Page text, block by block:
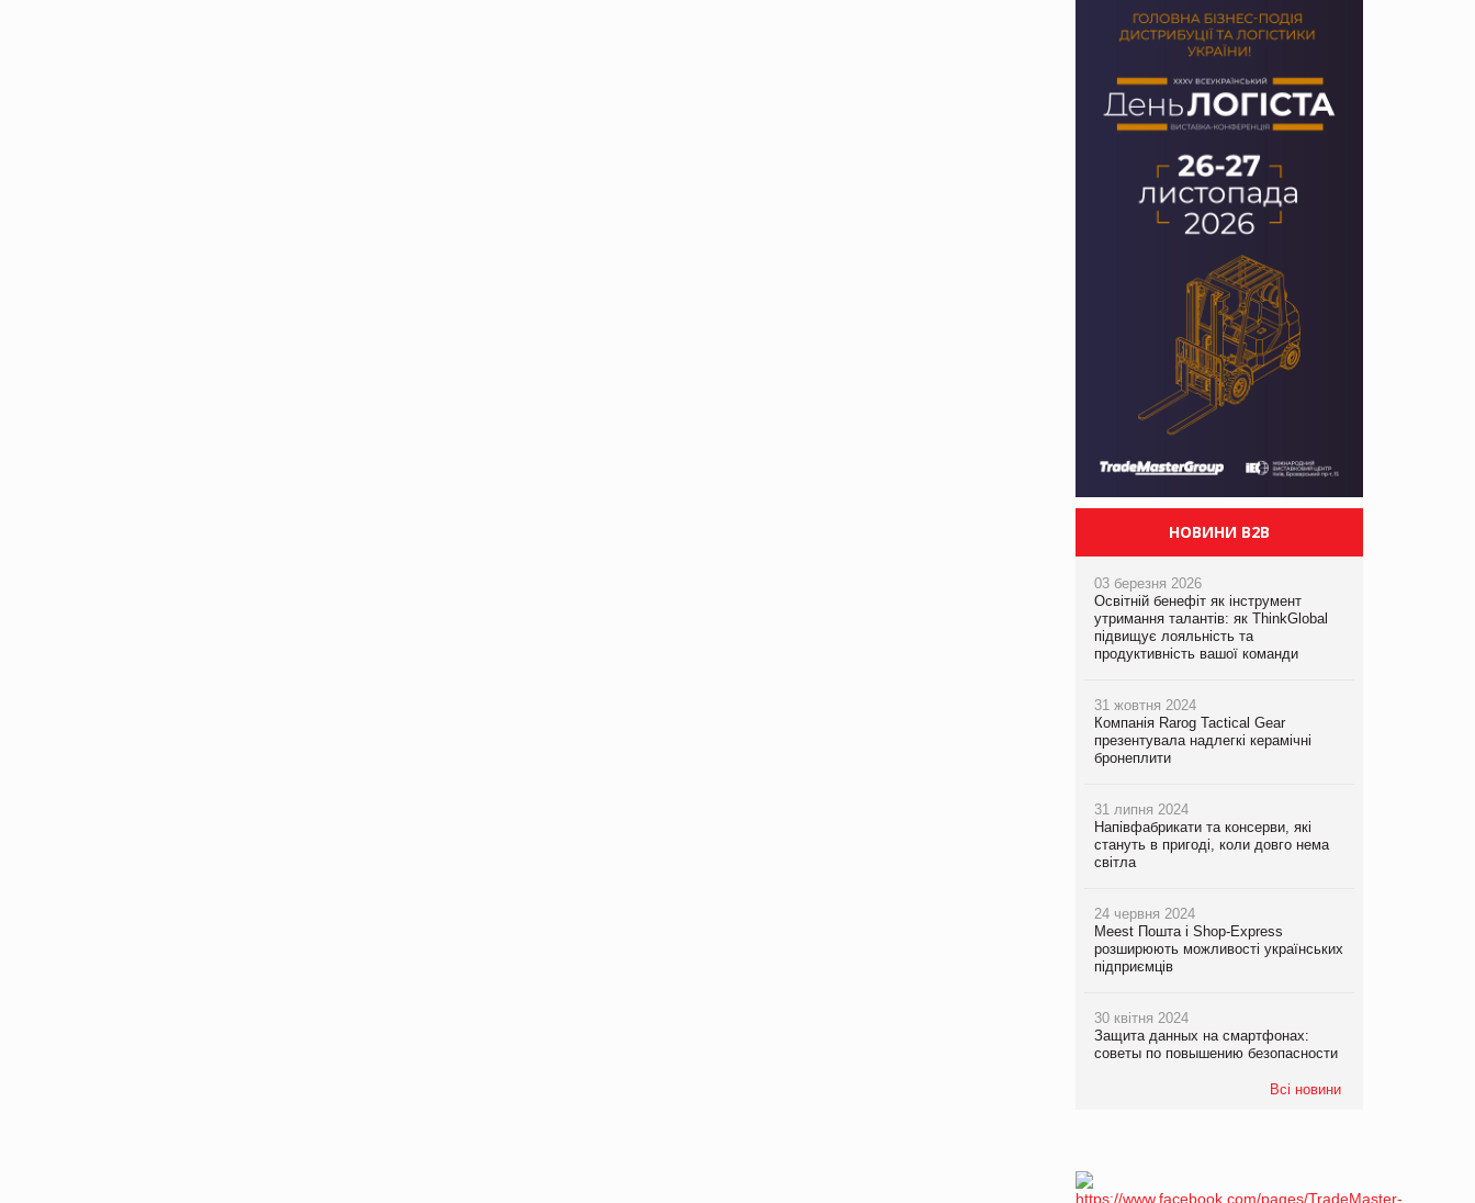
НОВИНИ B2B
03 березня 2026
Освітній бенефіт як інструмент
утримання талантів: як ThinkGlobal
підвищує лояльність та
продуктивність вашої команди
31 жовтня 2024
Компанія Rarog Tactical Gear
презентувала надлегкі керамічні
бронеплити
31 липня 2024
Напівфабрикати та консерви, які
стануть в пригоді, коли довго нема
світла
24 червня 2024
Meest Пошта і Shop-Express
розширюють можливості українських
підприємців
30 квітня 2024
Защита данных на смартфонах:
советы по повышению безопасности
Всі новини